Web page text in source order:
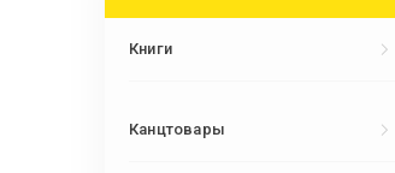
Книги
Канцтовары